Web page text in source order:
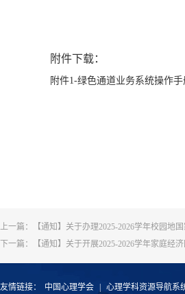
附件下载：
附件1-绿色通道业务系统操作手
上一篇：
【通知】关于办理2025-2026学年校园地
下一篇：
【通知】关于开展2025-2026学年家庭经
友情链接： 中国心理学会 心理学科资源导航系